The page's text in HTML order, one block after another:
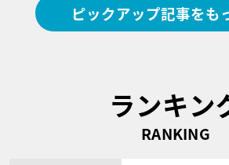
ピックアップ記事をも
ランキン
RANKING